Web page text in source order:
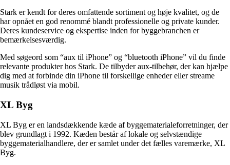
Stark er kendt for deres omfattende sortiment og høje kvalitet, og de
har opnået en god renommé blandt professionelle og private kunder.
Deres kundeservice og ekspertise inden for byggebranchen er
bemærkelsesværdig.
Med søgeord som “aux til iPhone” og “bluetooth iPhone” vil du finde
relevante produkter hos Stark. De tilbyder aux-tilbehør, der kan hjælpe
dig med at forbinde din iPhone til forskellige enheder eller streame
musik trådløst via mobil.
XL Byg
XL Byg er en landsdækkende kæde af byggematerialeforretninger, der
blev grundlagt i 1992. Kæden består af lokale og selvstændige
byggematerialhandlere, der er samlet under det fælles varemærke, XL
Byg.